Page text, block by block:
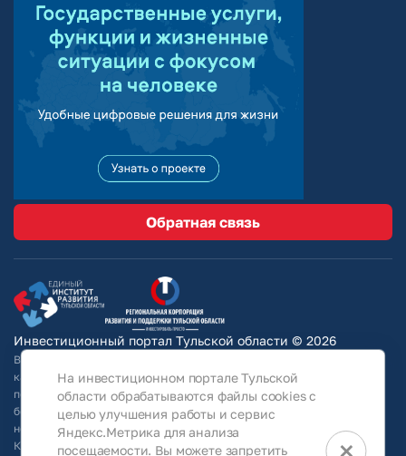
Обратная связь
Инвестиционный портал Тульской области © 2026
Вся информация на сайте носит ознакомительный характер и ни при
каких условиях не является публичной офертой, определяемой
положениями Статьи 437 Гражданского кодекса РФ. Для получения
более подробной информации и окончательных условий следует
непосредственно (уточнять у собственников/ обращаться в АО
КРТО).Используя информацию, указанную на сайте, Общество
На инвестиционном портале Тульской
области обрабатываются файлы cookies с
целью улучшения работы и сервис
Яндекс.Метрика для анализа
посещаемости. Вы можете запретить